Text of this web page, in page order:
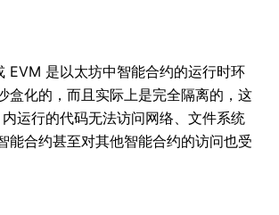
EVM 是以太坊中智能合约的运行时环
盒化的，而且实际上是完全隔离的，这
运行的代码无法访问网络、文件系统
能合约甚至对其他智能合约的访问也受